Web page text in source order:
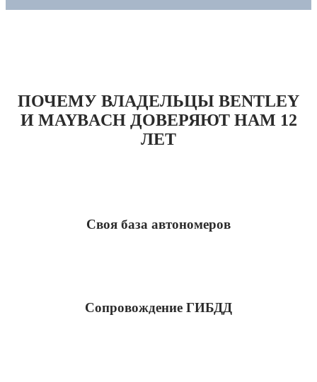
ПОЧЕМУ ВЛАДЕЛЬЦЫ BENTLEY
И MAYBACH ДОВЕРЯЮТ НАМ 12
ЛЕТ
Своя база автономеров
Сопровождение ГИБДД